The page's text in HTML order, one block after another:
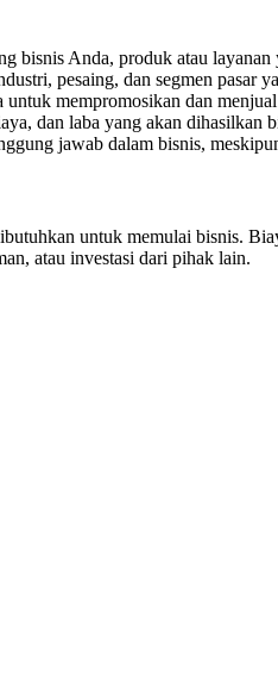
bisnis Anda, produk atau
pesaing, dan segmen pasar
untuk mempromosikan dan
dan laba yang akan dihasilkan
jawab dalam bisnis,
untuk memulai bisnis.
atau investasi dari pihak lain.